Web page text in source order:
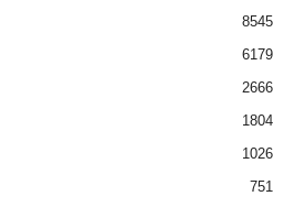
8545
6179
2666
1804
1026
751